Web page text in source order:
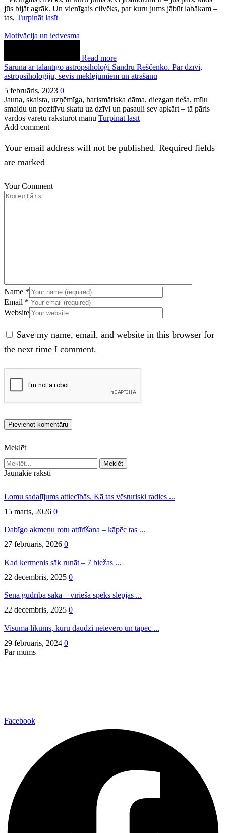
jūs bijāt agrāk. Un vienīgais cilvēks, par kuru jums jābūt labākam –
tas, Turpināt lasīt
Motivācija un iedvesma
Read more
Saruna ar talantīgo astropsiholoģi Sandru Reščenko. Par dzīvi,
astropsiholoģiju, sevis meklējumiem un atrašanu
5 februāris, 2023 0
Jauna, skaista, uzņēmīga, harismātiska dāma, diezgan tieša, mīļu
smaidu un pozitīvu skatu uz dzīvi un pasauli sev apkārt – tā pāris
vārdos varētu raksturot manu Turpināt lasīt
Add comment
Your email address will not be published. Required fields
are marked
Your Comment
Name *
Email *
Website
Save my name, email, and website in this browser for
the next time I comment.
Meklēt
Meklēt
Jaunākie raksti
Lomu sadalījums attiecībās. Kā tas vēsturiski radies ...
15 marts, 2026 0
Dabīgo akmeņu rotu attīrīšana – kāpēc tas ...
27 februāris, 2026 0
Kad ķermenis sāk runāt – 7 biežas ...
22 decembris, 2025 0
Sena gudrība saka – vīrieša spēks slēpjas ...
22 decembris, 2025 0
Visuma likums, kuru daudzi neievēro un tāpēc ...
29 februāris, 2024 0
Par mums
Facebook